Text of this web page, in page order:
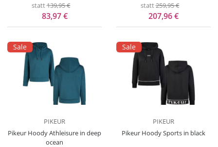
statt139,95 €
83,97 €
statt259,95 €
207,96 €
Sale
PIKEUR
Pikeur Hoody Athleisure in deep
ocean
Sale
PIKEUR
Pikeur Hoody Sports in black